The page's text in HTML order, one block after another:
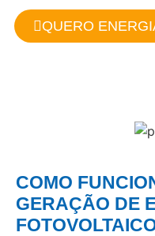
QUERO
COMO
GERAÇÃO DE